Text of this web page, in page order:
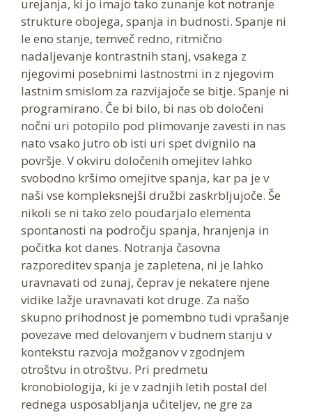
urejanja, ki jo imajo tako zunanje kot notranje
strukture obojega, spanja in budnosti. Spanje ni
le eno stanje, temveč redno, ritmično
nadaljevanje kontrastnih stanj, vsakega z
njegovimi posebnimi lastnostmi in z njegovim
lastnim smislom za razvijajoče se bitje. Spanje ni
programirano. Če bi bilo, bi nas ob določeni
nočni uri potopilo pod plimovanje zavesti in nas
nato vsako jutro ob isti uri spet dvignilo na
površje. V okviru določenih omejitev lahko
svobodno kršimo omejitve spanja, kar pa je v
naši vse kompleksnejši družbi zaskrbljujoče. Še
nikoli se ni tako zelo poudarjalo elementa
spontanosti na področju spanja, hranjenja in
počitka kot danes. Notranja časovna
razporeditev spanja je zapletena, ni je lahko
uravnavati od zunaj, čeprav je nekatere njene
vidike lažje uravnavati kot druge. Za našo
skupno prihodnost je pomembno tudi vprašanje
povezave med delovanjem v budnem stanju v
kontekstu razvoja možganov v zgodnjem
otroštvu in otroštvu. Pri predmetu
kronobiologija, ki je v zadnjih letih postal del
rednega usposabljanja učiteljev, ne gre za